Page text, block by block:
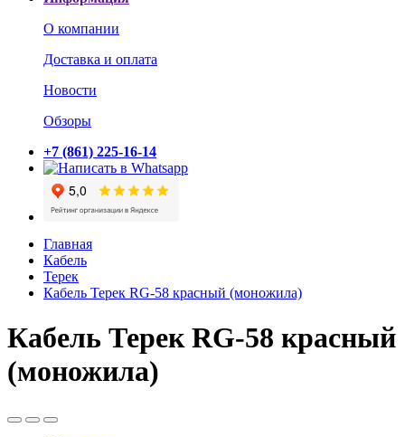
О компании
Доставка и оплата
Новости
Обзоры
+7 (861) 225-16-14
Главная
Кабель
Терек
Кабель Терек RG-58 красный (моножила)
Кабель Терек RG-58 красный
(моножила)